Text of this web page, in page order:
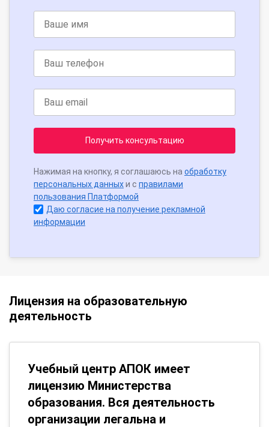
Получить консультацию
Нажимая на кнопку, я соглашаюсь на обработку
персональных данныхи с правилами
пользования Платформой
Даю согласие на получение рекламной
информации
Лицензия на образовательную
деятельность
Учебный центр АПОК имеет
лицензию Министерства
образования. Вся деятельность
организации легальна и